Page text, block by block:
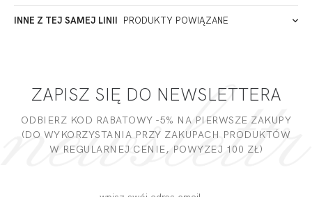
ADRES PUNKTU KONTAKTOWEGO
Miałeś już kontakt z naszym produktem? Zostaw opinię
INNE Z TEJ SAMEJ LINII PRODUKTY POWIĄZANE
ZAPISZ SIĘ DO NEWSLETTERA
ODBIERZ KOD RABATOWY -5% NA PIERWSZE ZAKUPY
(DO WYKORZYSTANIA PRZY ZAKUPACH PRODUKTÓW
W REGULARNEJ CENIE, POWYZEJ 100 ZŁ)